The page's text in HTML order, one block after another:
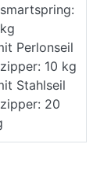
Perlonseil
10 kg
Stahlseil
20